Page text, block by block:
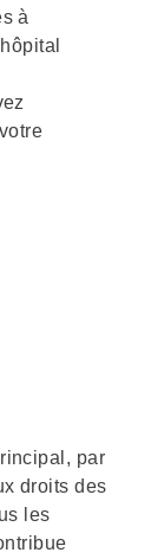
à
par
droits des
les